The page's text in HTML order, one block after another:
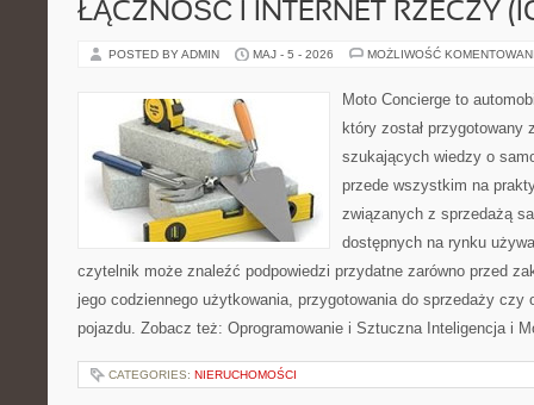
ŁĄCZNOŚĆ I INTERNET RZECZY
POSTED BY ADMIN MAJ - 5 - 2026 MOŻLIWOŚĆ
Moto Concierge to
który został przygotowany
szukających wiedzy o
przede wszystkim na
związanych z sprzedażą
dostępnych na rynku
czytelnik może znaleźć podpowiedzi przydatne zarówno przed
jego codziennego użytkowania, przygotowania do sprzedaży czy
pojazdu. Zobacz też: Oprogramowanie i Sztuczna Inteligencja i
CATEGORIES: NIERUCHOMOŚCI